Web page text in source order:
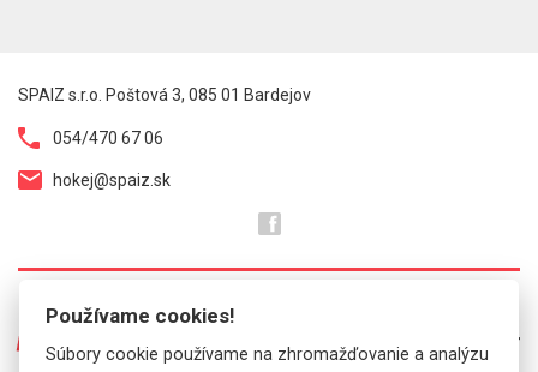
SPAIZ s.r.o. Poštová 3, 085 01 Bardejov
054/470 67 06
hokej@spaiz.sk
O NÁS
Používame cookies!
Súbory cookie používame na zhromažďovanie a analýzu